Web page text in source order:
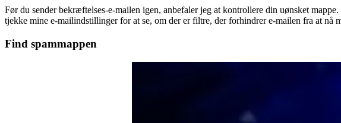
Før du sender bekræftelses-e-mailen igen, anbefaler jeg at kontrollere din uønsket
tjekke mine e-mailindstillinger for at se, om der er filtre, der forhindrer e-mailen fra at nå
Find spammappen